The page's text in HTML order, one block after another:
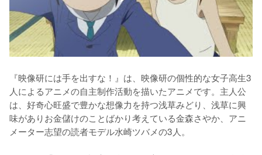
『映像研には手を出すな！』は、映像研の個性的な女子高生3
人によるアニメの自主制作活動を描いたアニメです。主人公
は、好奇心旺盛で豊かな想像力を持つ浅草みどり、浅草に興
味がありお金儲けのことばかり考えている金森さやか、アニ
メーター志望の読者モデル水崎ツバメの3人。